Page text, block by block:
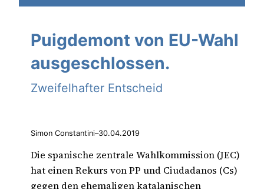
Puigdemont von EU-Wahl
ausgeschlossen.
Zweifelhafter Entscheid
Simon Constantini–30.04.2019
Die spanische zentrale Wahlkommission (JEC)
hat einen Rekurs von PP und Ciudadanos (Cs)
gegen den ehemaligen katalanischen